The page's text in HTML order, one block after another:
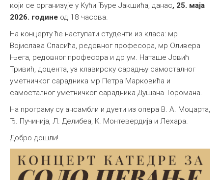
који се организује у Кући Ђуре Јакшића, данас, 25. маја
2026. године од 18 часова.
На концерту ће наступати студенти из класа: мр
Војислава Спасића, редовног професора, мр Оливера
Њега, редовног професора и др ум. Наташе Јовић
Тривић, доцента, уз клавирску сарадњу самосталног
уметничког сарадника мр Петра Марковића и
самосталног уметничког сарадника Душана Торомана.
На програму су ансамбли и дуети из опера В. А. Моцарта,
Ђ. Пучинија, Л. Делибеа, К. Монтевердија и Лехара.
Добро дошли!